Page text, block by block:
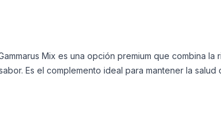
Mix es una opción premium que combina
Es el complemento ideal para mantener la